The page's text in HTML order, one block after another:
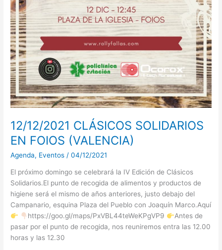
12/12/2021 CLÁSICOS SOLIDARIOS
EN FOIOS (VALENCIA)
Agenda, Eventos /04/12/2021
El próximo domingo se celebrará la IV Edición de Clásicos
Solidarios.El punto de recogida de alimentos y productos de
higiene será el mismo de años anteriores, justo debajo del
Campanario, esquina Plaza del Pueblo con Joaquín Marco.Aquí
https://goo.gl/maps/PxVBL44teWeKPgVP9
Antes de
pasar por el punto de recogida, nos reuniremos entra las 12.00
horas y las 12.30